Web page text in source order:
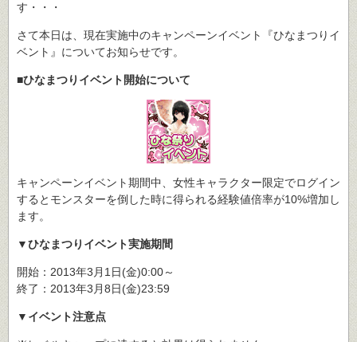
す・・・
さて本日は、現在実施中のキャンペーンイベント『ひなまつりイ
ベント』についてお知らせです。
■ひなまつりイベント開始について
キャンペーンイベント期間中、女性キャラクター限定でログイン
するとモンスターを倒した時に得られる経験値倍率が10%増加し
ます。
▼ひなまつりイベント実施期間
開始：2013年3月1日(金)0:00～
終了：2013年3月8日(金)23:59
▼イベント注意点